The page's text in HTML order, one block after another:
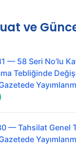
ve
— 58 Seri No’lu
Tebliğinde
— Tahsilat Genel